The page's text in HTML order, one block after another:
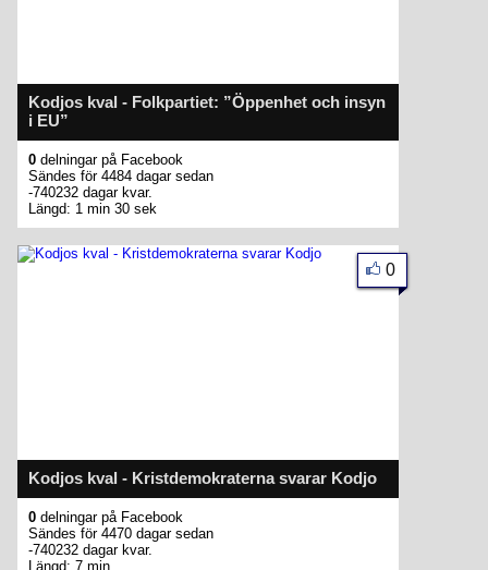
Kodjos kval - Folkpartiet: ”Öppenhet och insyn
i EU”
0 delningar på Facebook
Sändes för 4484 dagar sedan
-740232 dagar kvar.
Längd: 1 min 30 sek
Kodjos kval - Kristdemokraterna svarar Kodjo
0
0 delningar på Facebook
Sändes för 4470 dagar sedan
-740232 dagar kvar.
Längd: 7 min